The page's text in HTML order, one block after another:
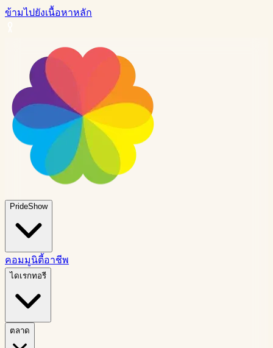
ข้ามไปยังเนื้อหาหลัก
PrideShow
คอมมูนิตี้อาชีพ
ไดเรกทอรี
ตลาด